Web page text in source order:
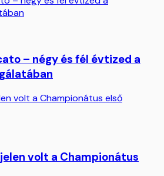
– négy és fél évtized a
volt a Championátus